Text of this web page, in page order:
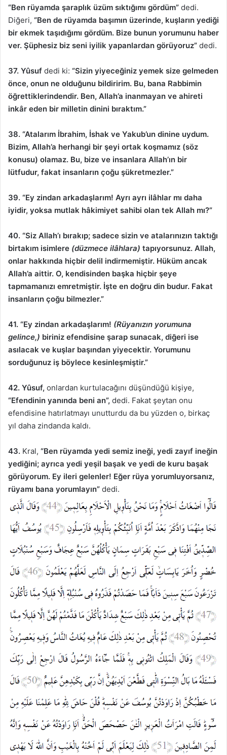
“Ben rüyamda şaraplık üzüm sıktığımı gördüm” dedi.
Diğeri, “Ben de rüyamda başımın üzerinde, kuşların yediği
bir ekmek taşıdığımı gördüm. Bize bunun yorumunu haber
ver. Şüphesiz biz seni iyilik yapanlardan görüyoruz” dedi.
37. Yûsuf dedi ki: “Sizin yiyeceğiniz yemek size gelmeden
önce, onun ne olduğunu bildiririm. Bu, bana Rabbimin
öğrettiklerindendir. Ben, Allah’a inanmayan ve ahireti
inkâr eden bir milletin dinini bıraktım.”
38. “Atalarım İbrahim, İshak ve Yakub’un dinine uydum.
Bizim, Allah’a herhangi bir şeyi ortak koşmamız (söz
konusu) olamaz. Bu, bize ve insanlara Allah’ın bir
lütfudur, fakat insanların çoğu şükretmezler.”
39. “Ey zindan arkadaşlarım! Ayrı ayrı ilâhlar mı daha
iyidir, yoksa mutlak hâkimiyet sahibi olan tek Allah mı?”
40. “Siz Allah’ı bırakıp; sadece sizin ve atalarınızın taktığı
birtakım isimlere (düzmece ilâhlara) tapıyorsunuz. Allah,
onlar hakkında hiçbir delil indirmemiştir. Hüküm ancak
Allah’a aittir. O, kendisinden başka hiçbir şeye
tapmamanızı emretmiştir. İşte en doğru din budur. Fakat
insanların çoğu bilmezler.”
41. “Ey zindan arkadaşlarım! (Rüyanızın yorumuna
gelince,) biriniz efendisine şarap sunacak, diğeri ise
asılacak ve kuşlar başından yiyecektir. Yorumunu
sorduğunuz iş böylece kesinleşmiştir.”
42. Yûsuf, onlardan kurtulacağını düşündüğü kişiye,
“Efendinin yanında beni an”, dedi. Fakat şeytan onu
efendisine hatırlatmayı unutturdu da bu yüzden o, birkaç
yıl daha zindanda kaldı.
43. Kral, “Ben rüyamda yedi semiz ineği, yedi zayıf ineğin
yediğini; ayrıca yedi yeşil başak ve yedi de kuru başak
görüyorum. Ey ileri gelenler! Eğer rüya yorumluyorsanız,
rüyamı bana yorumlayın” dedi.